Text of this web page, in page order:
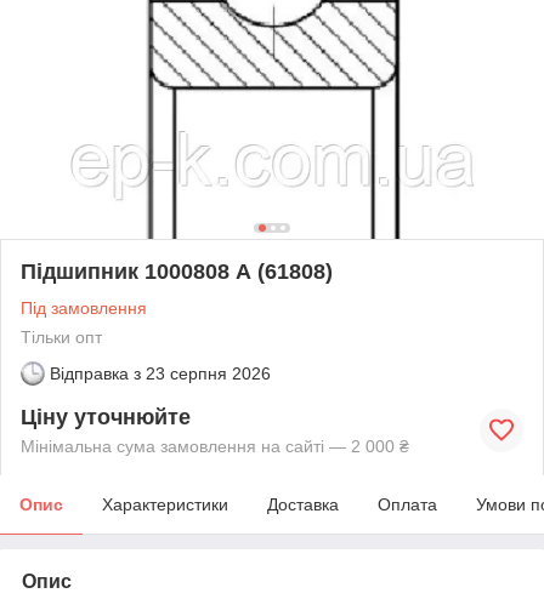
Підшипник 1000808 А (61808)
Під замовлення
Тільки опт
Відправка з 23 серпня 2026
Ціну уточнюйте
Мінімальна сума замовлення на сайті — 2 000 ₴
Опис Характеристики Доставка Оплата Умови
Опис